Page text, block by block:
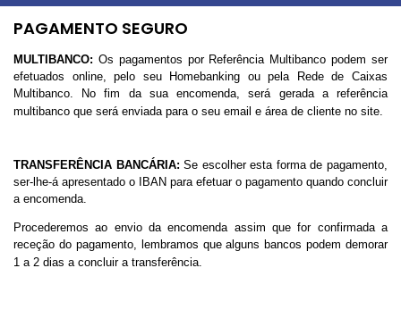
PAGAMENTO SEGURO
MULTIBANCO: Os pagamentos por Referência Multibanco podem ser
efetuados online, pelo seu Homebanking ou pela Rede de Caixas
Multibanco. No fim da sua encomenda, será gerada a referência
multibanco que será enviada para o seu email e área de cliente no site.
TRANSFERÊNCIA BANCÁRIA:Se escolher esta forma de pagamento,
ser-lhe-á apresentado o IBAN para efetuar o pagamento quando concluir
a encomenda.
Procederemos ao envio da encomenda assim que for confirmada a
receção do pagamento, lembramos que alguns bancos podem demorar
1 a 2 dias a concluir a transferência.